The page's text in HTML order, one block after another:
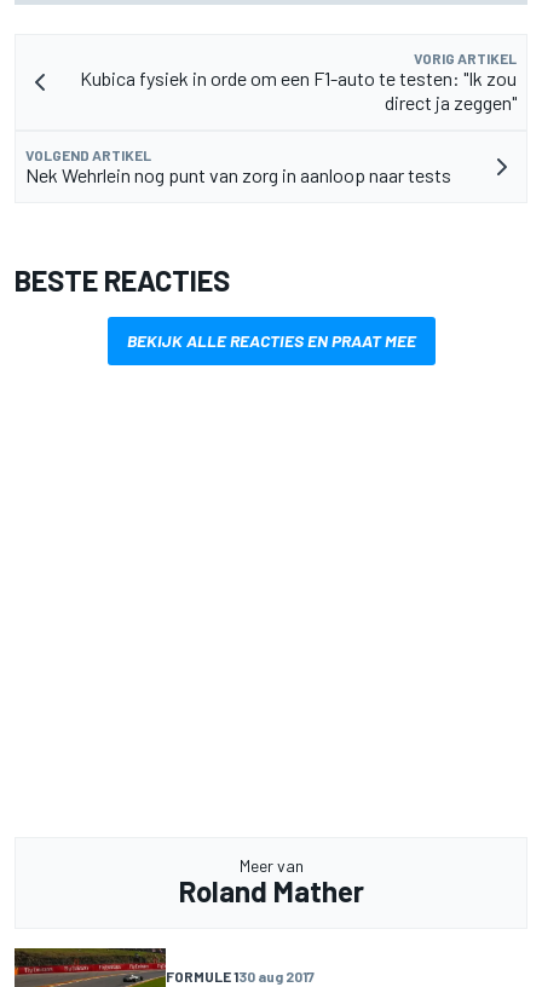
VORIG ARTIKEL
Kubica fysiek in orde om een F1-auto te testen: "Ik zou
direct ja zeggen"
VOLGEND ARTIKEL
Nek Wehrlein nog punt van zorg in aanloop naar tests
BESTE REACTIES
BEKIJK ALLE REACTIES EN PRAAT MEE
Meer van
Roland Mather
FORMULE 130 aug 2017